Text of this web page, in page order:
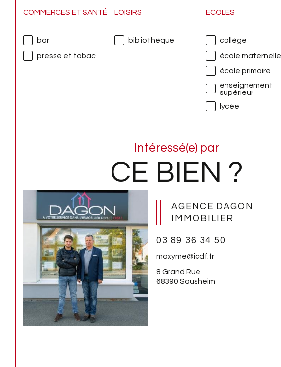
COMMERCES ET SANTÉ
bar
presse et tabac
LOISIRS
bibliothèque
ECOLES
collège
école maternelle
école primaire
enseignement
supérieur
lycée
Intéressé(e) par
CE BIEN ?
AGENCE DAGON
IMMOBILIER
03 89 36 34 50
maxyme@icdf.fr
8 Grand Rue
68390 Sausheim